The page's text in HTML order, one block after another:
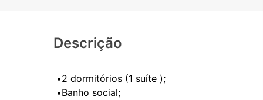
Descrição
▪️2 dormitórios (1 suíte );
▪️Banho social;